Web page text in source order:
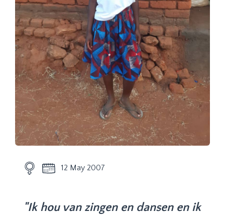
12 May 2007
"Ik hou van zingen en dansen en ik